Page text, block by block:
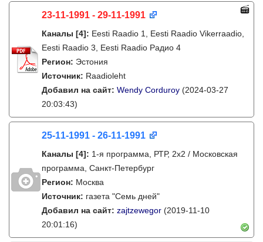
23-11-1991 - 29-11-1991
Каналы [4]: Eesti Raadio 1, Eesti Raadio Vikerraadio,
Eesti Raadio 3, Eesti Raadio Радио 4
Регион: Эстония
Источник: Raadioleht
Добавил на сайт: Wendy Corduroy (2024-03-27
20:03:43)
25-11-1991 - 26-11-1991
Каналы [4]: 1-я программа, РТР, 2х2 / Московская
программа, Санкт-Петербург
Регион: Москва
Источник: газета "Семь дней"
Добавил на сайт: zajtzewegor (2019-11-10
20:01:16)